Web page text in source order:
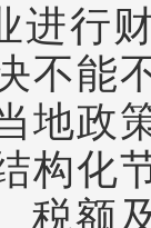
进行
不能
地政
构化
税额